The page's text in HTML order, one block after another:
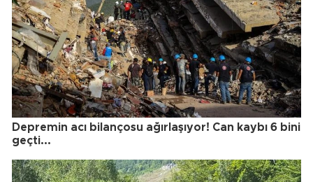
Depremin acı bilançosu ağırlaşıyor! Can kaybı 6 bini
geçti...